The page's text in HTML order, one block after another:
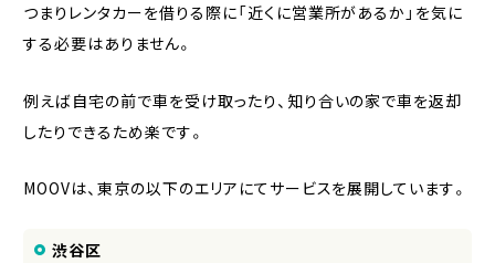
つまりレンタカーを借りる際に「近くに営業所があるか」を気に
する必要はありません。
例えば自宅の前で車を受け取ったり、知り合いの家で車を返却
したりできるため楽です。
MOOVは、東京の以下のエリアにてサービスを展開しています。
渋谷区